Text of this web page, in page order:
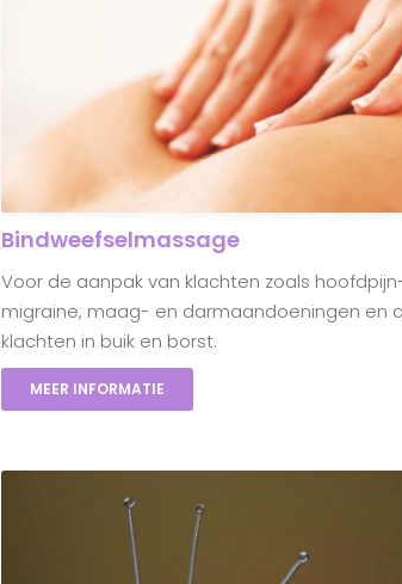
Bindweefselmassage
Voor de aanpak van klachten zoals
migraine, maag- en darmaandoeningen en
klachten in buik en borst.
MEER INFORMATIE